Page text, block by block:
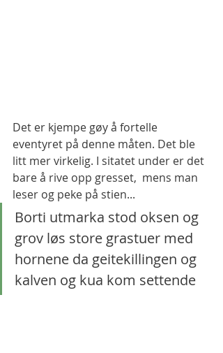
Det er kjempe gøy å fortelle
eventyret på denne måten. Det ble
litt mer virkelig. I sitatet under er det
bare å rive opp gresset,  mens man
leser og peke på stien...
Borti utmarka stod oksen og
grov løs store grastuer med
hornene da geitekillingen og
kalven og kua kom settende